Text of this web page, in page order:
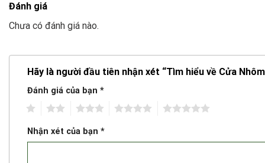
Đánh giá
Chưa có đánh giá nào.
Hãy là người đầu tiên nhận xét “Tìm hiểu về Cửa
Đánh giá của bạn *
Nhận xét của bạn *